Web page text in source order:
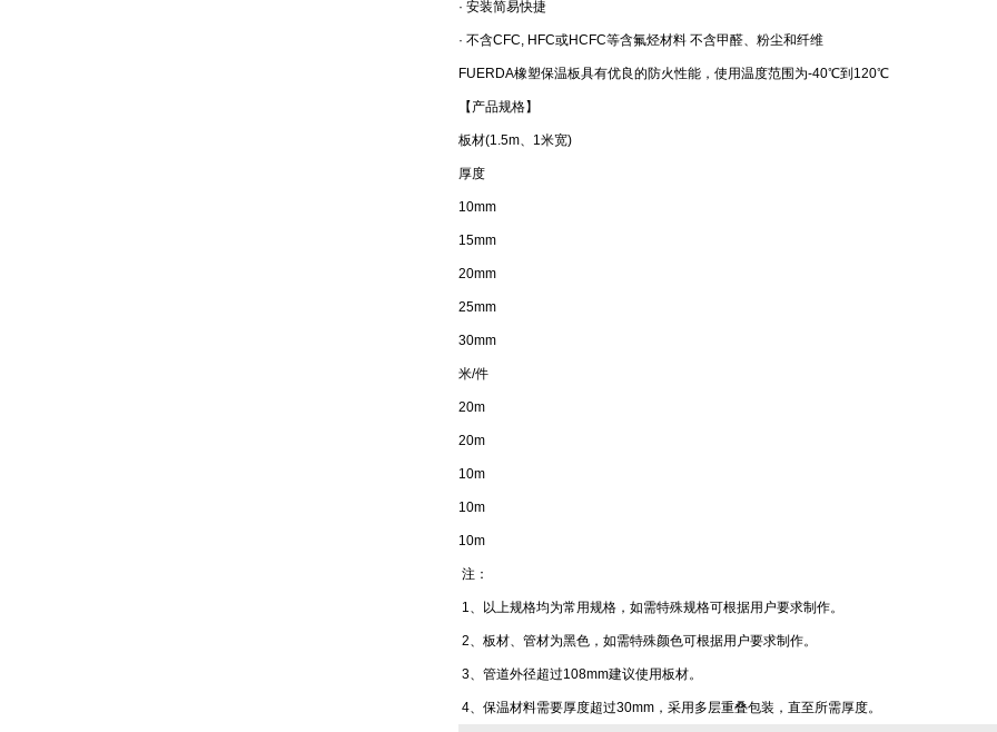
· 安装简易快捷
· 不含CFC, HFC或HCFC等含氟烃材料 不含甲醛、粉尘和纤维
FUERDA橡塑保温板具有优良的防火性能，使用温度范围为-40℃到120℃
【产品规格】
板材(1.5m、1米宽)
厚度
10mm
15mm
20mm
25mm
30mm
米/件
20m
20m
10m
10m
10m
注：
1、以上规格均为常用规格，如需特殊规格可根据用户要求制作。
2、板材、管材为黑色，如需特殊颜色可根据用户要求制作。
3、管道外径超过108mm建议使用板材。
4、保温材料需要厚度超过30mm，采用多层重叠包装，直至所需厚度。